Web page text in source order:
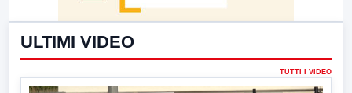
ULTIMI VIDEO
TUTTI I VIDEO